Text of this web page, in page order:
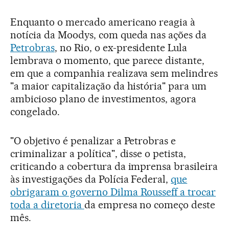
Enquanto o mercado americano reagia à
notícia da Moodys, com queda nas ações da
Petrobras, no Rio, o ex-presidente Lula
lembrava o momento, que parece distante,
em que a companhia realizava sem melindres
"a maior capitalização da história" para um
ambicioso plano de investimentos, agora
congelado.
"O objetivo é penalizar a Petrobras e
criminalizar a política", disse o petista,
criticando a cobertura da imprensa brasileira
às investigações da Polícia Federal,que
obrigaram o governo Dilma Rousseff a trocar
toda a diretoria da empresa no começo deste
mês.